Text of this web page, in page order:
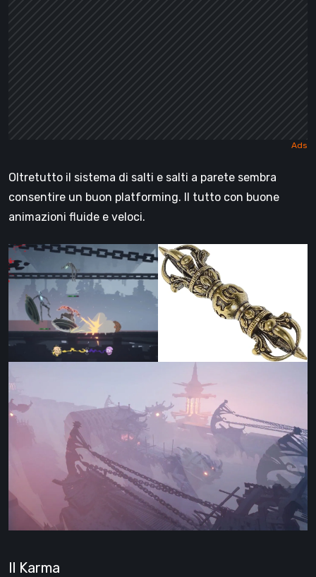
Oltretutto il sistema di salti e salti a parete sembra
consentire un buon platforming. Il tutto con buone
animazioni fluide e veloci.
Il Karma